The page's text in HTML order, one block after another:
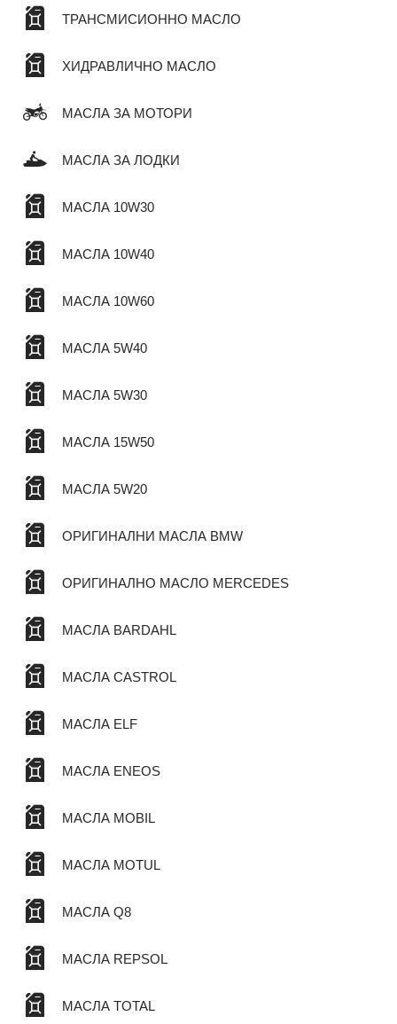
ТРАНСМИСИОННО МАСЛО
ХИДРАВЛИЧНО МАСЛО
МАСЛА ЗА МОТОРИ
МАСЛА ЗА ЛОДКИ
МАСЛА 10W30
МАСЛА 10W40
МАСЛА 10W60
МАСЛА 5W40
МАСЛА 5W30
МАСЛА 15W50
МАСЛА 5W20
ОРИГИНАЛНИ МАСЛА BMW
ОРИГИНАЛНО МАСЛО MERCEDES
МАСЛА BARDAHL
МАСЛА CASTROL
МАСЛА ELF
МАСЛА ENEOS
МАСЛА MOBIL
МАСЛА MOTUL
МАСЛА Q8
МАСЛА REPSOL
МАСЛА TOTAL